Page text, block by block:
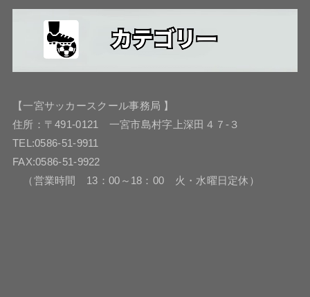
【一宮サッカースクール事務局 】
住所：〒491-0121 一宮市島村字上深田４７-３
TEL:0586-51-9911
FAX:0586-51-9922
（営業時間 13：00～18：00 火・水曜日定休）